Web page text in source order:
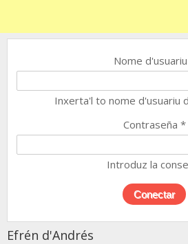
Nome d'usuariu
Inxerta'l to nome d'usuariu
Contraseña *
Introduz la
Efrén d'Andrés